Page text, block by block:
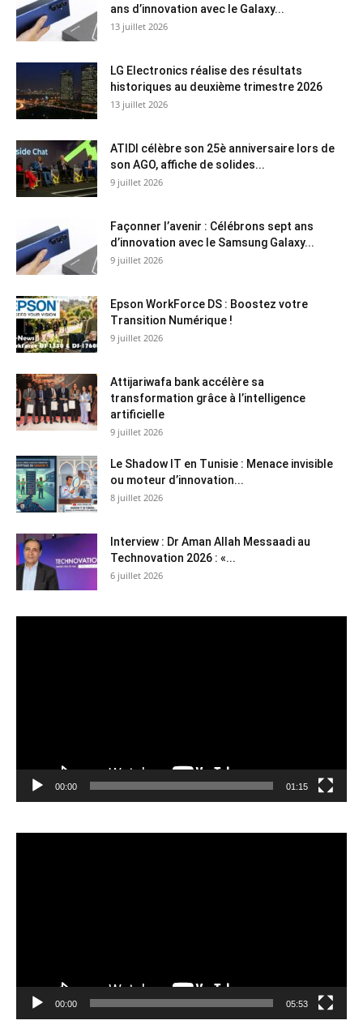
ans d’innovation avec le Galaxy...
13 juillet 2026
LG Electronics réalise des résultats
historiques au deuxième trimestre 2026
13 juillet 2026
ATIDI célèbre son 25è anniversaire lors de
son AGO, affiche de solides...
9 juillet 2026
Façonner l’avenir : Célébrons sept ans
d’innovation avec le Samsung Galaxy...
9 juillet 2026
Epson WorkForce DS : Boostez votre
Transition Numérique !
9 juillet 2026
Attijariwafa bank accélère sa
transformation grâce à l’intelligence
artificielle
9 juillet 2026
Le Shadow IT en Tunisie : Menace invisible
ou moteur d’innovation...
8 juillet 2026
Interview : Dr Aman Allah Messaadi au
Technovation 2026 : «...
6 juillet 2026
00:00 01:15
00:00 05:53